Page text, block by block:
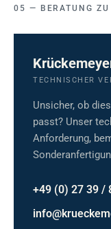
BERATUNG
TECHNISCHER
Unsicher, ob
passt? Unser
Anforderung,
+49 (0) 27 39 /